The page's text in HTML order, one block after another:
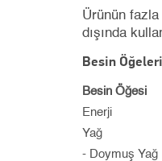
Ürünün
dışında
Besin Öğeleri
Besin Öğesi
Enerji
Yağ
- Doymuş Yağ